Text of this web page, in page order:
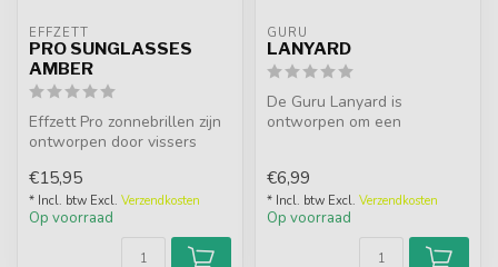
EFFZETT
PRO SUNGLASSES
AMBER
Effzett Pro zonnebrillen zijn
ontworpen door vissers
€15,95
* Incl. btw Excl. Verzendkosten
Op voorraad
GURU
LANYARD
De Guru Lanyard is
ontworpen om een
€6,99
* Incl. btw Excl. Verzendkosten
Op voorraad